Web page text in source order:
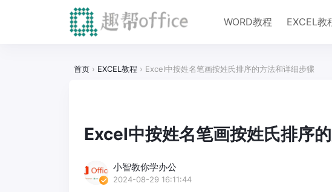
WORD教程 EXCEL教
首页 › EXCEL教程 › Excel中按姓名笔画按姓氏排序的方法和详细步骤
Excel中按姓名笔画按姓氏排序
小智教你学办公
2024-08-29 16:11:44